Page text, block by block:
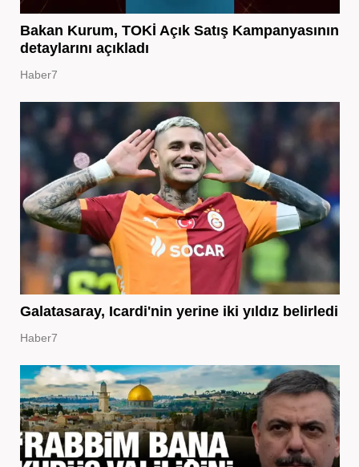
Bakan Kurum, TOKİ Açık Satış Kampanyasının
detaylarını açıkladı
Haber7
Galatasaray, Icardi'nin yerine iki yıldız belirledi
Haber7